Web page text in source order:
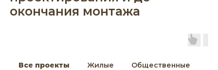
окончания монтажа
Все проекты Жилые Общественные